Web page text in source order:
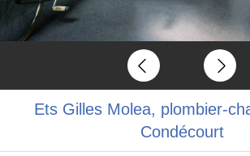
Slide précédentSlide
Ets Gilles Molea, plombier-
Condécourt